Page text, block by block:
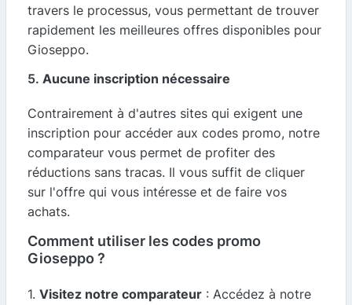
travers le processus, vous permettant de trouver
rapidement les meilleures offres disponibles pour
Gioseppo.
5. Aucune inscription nécessaire
Contrairement à d'autres sites qui exigent une
inscription pour accéder aux codes promo, notre
comparateur vous permet de profiter des
réductions sans tracas. Il vous suffit de cliquer
sur l'offre qui vous intéresse et de faire vos
achats.
Comment utiliser les codes promo
Gioseppo ?
1. Visitez notre comparateur : Accédez à notre